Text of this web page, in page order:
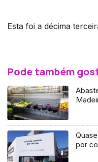
Esta foi a décima
Pode também
por